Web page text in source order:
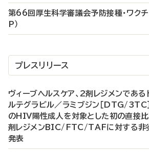
第66回厚生科学審議会予防接種・ワクチ
P）
プレスリリース
ヴィーブヘルスケア、2剤レジメンである
ルテグラビル／ラミブジン［DTG/3TC
のHIV陽性成人を対象とした初の直接
剤レジメンBIC/FTC/TAFに対する非
発表